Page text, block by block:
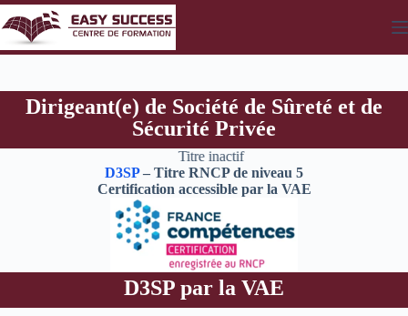
Dirigeant(e) de Société de Sûreté et de
Sécurité Privée
Titre inactif
D3SP– Titre RNCP de niveau 5
Certification accessible par la VAE
D3SP par la VAE